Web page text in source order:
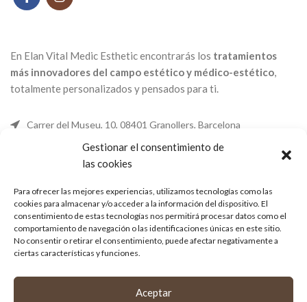
Gestionar el consentimiento de
las cookies
Para ofrecer las mejores experiencias, utilizamos tecnologías como las
cookies para almacenar y/o acceder a la información del dispositivo. El
consentimiento de estas tecnologías nos permitirá procesar datos como el
comportamiento de navegación o las identificaciones únicas en este sitio.
No consentir o retirar el consentimiento, puede afectar negativamente a
ciertas características y funciones.
Aceptar
En Elan Vital Medic Esthetic encontrarás los tratamientos
más innovadores del campo estético y médico-estético,
totalmente personalizados y pensados ​​para ti.
Carrer del Museu, 10, 08401 Granollers, Barcelona
Tel: +34 627 262 273
TRATAMIENTOS
ELAN VITAL